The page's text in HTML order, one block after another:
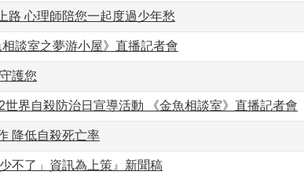
路 心理師陪您一起度過少年愁
談室之夢游小屋》直播記者會
護您
界自殺防治日宣導活動 《金魚相談室》直播記者會
降低自殺死亡率
不了」資訊為上策』新聞稿